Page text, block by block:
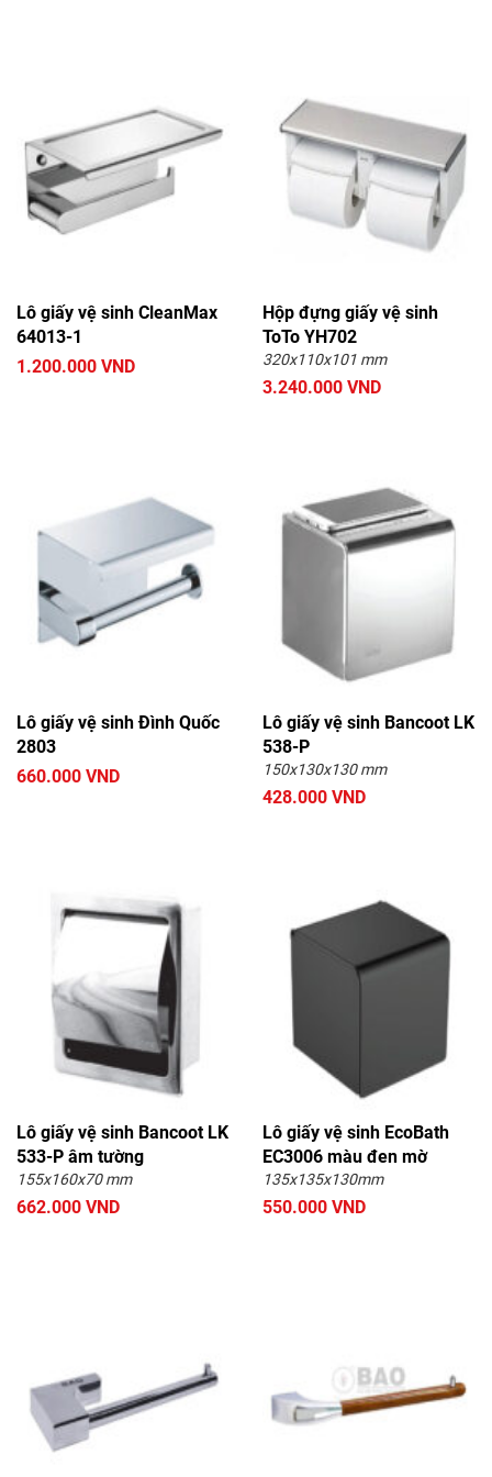
Lô giấy vệ sinh CleanMax
64013-1
1.200.000 VND
Hộp đựng giấy vệ sinh
ToTo YH702
320x110x101 mm
3.240.000 VND
Lô giấy vệ sinh Đình Quốc
2803
660.000 VND
Lô giấy vệ sinh Bancoot LK
538-P
150x130x130 mm
428.000 VND
Lô giấy vệ sinh Bancoot LK
533-P âm tường
155x160x70 mm
662.000 VND
Lô giấy vệ sinh EcoBath
EC3006 màu đen mờ
135x135x130mm
550.000 VND